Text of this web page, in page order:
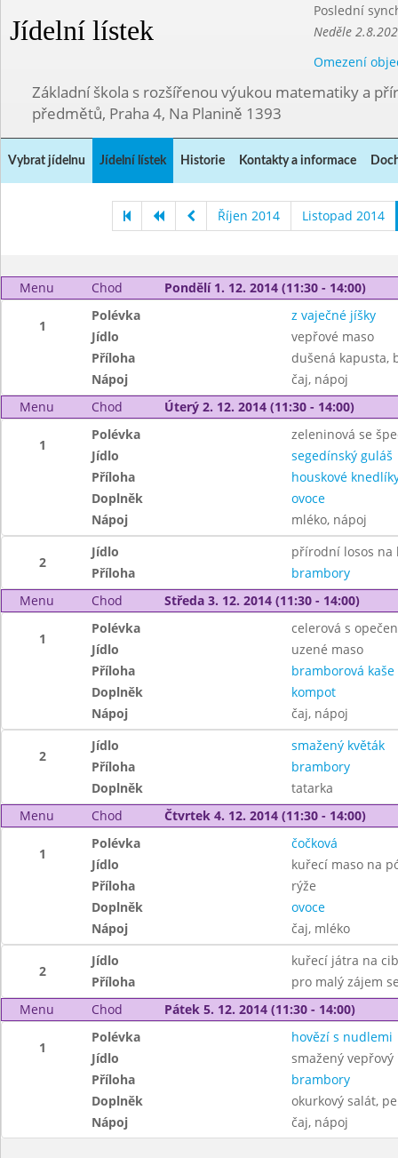
Jídelní lístek
Poslední
Neděle
Omezení
Základní škola s rozšířenou výukou matematiky a
předmětů, Praha 4, Na Planině 1393
Vybrat jídelnu Jídelní lístek Historie Kontakty a informace
Říjen 2014 Listopad 2014
Menu Chod Pondělí 1. 12. 2014 (11:30 - 14:00)
1
Polévka
z vaječné jíšky
Jídlo
vepřové maso
Příloha
dušená kapusta,
Nápoj
čaj, nápoj
Menu
Chod Úterý 2. 12. 2014 (11:30 - 14:00)
1
Polévka
zeleninová se
Jídlo
segedínský guláš
Příloha
houskové
Doplněk
ovoce
Nápoj
mléko, nápoj
2
Jídlo
přírodní losos na
Příloha
brambory
Menu
Chod Středa 3. 12. 2014 (11:30 - 14:00)
1
Polévka
celerová s
Jídlo
uzené maso
Příloha
bramborová kaše
Doplněk
kompot
Nápoj
čaj, nápoj
2
Jídlo
smažený květák
Příloha
brambory
Doplněk
tatarka
Menu
Chod Čtvrtek 4. 12. 2014 (11:30 - 14:00)
1
Polévka
čočková
Jídlo
kuřecí maso na
Příloha
rýže
Doplněk
ovoce
Nápoj
čaj, mléko
2
Jídlo
kuřecí játra na
Příloha
pro malý zájem
Menu
Chod Pátek 5. 12. 2014 (11:30 - 14:00)
1
Polévka
hovězí s nudlemi
Jídlo
smažený vepřový
Příloha
brambory
Doplněk
okurkový salát,
Nápoj
čaj, nápoj